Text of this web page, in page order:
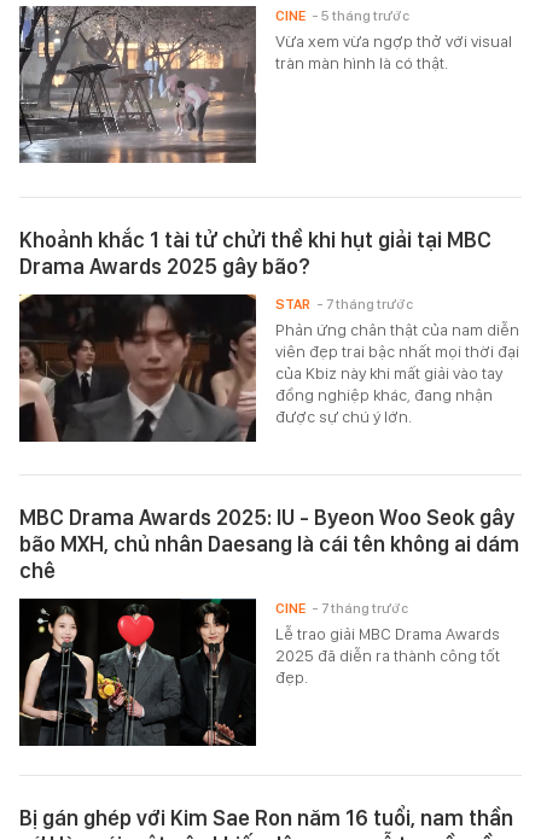
Vừa xem vừa ngợp thở với visual
tràn màn hình là có thật.
CINE - 5 tháng trước
Khoảnh khắc 1 tài tử chửi thề khi hụt giải tại MBC
Drama Awards 2025 gây bão?
Phản ứng chân thật của nam diễn
viên đẹp trai bậc nhất mọi thời đại
của Kbiz này khi mất giải vào tay
đồng nghiệp khác, đang nhận
được sự chú ý lớn.
STAR - 7 tháng trước
MBC Drama Awards 2025: IU - Byeon Woo Seok gây
bão MXH, chủ nhân Daesang là cái tên không ai dám
chê
Lễ trao giải MBC Drama Awards
2025 đã diễn ra thành công tốt
đẹp.
CINE - 7 tháng trước
Bị gán ghép với Kim Sae Ron năm 16 tuổi, nam thần